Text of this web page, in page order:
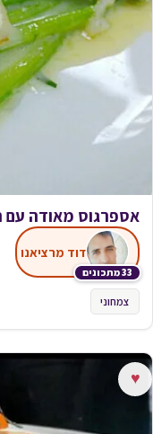
אספרגוס מאודה עם
33 מתכונים
דוד מרציאנו
צמחוני
♥